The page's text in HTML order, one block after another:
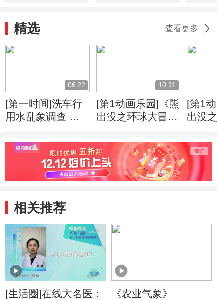
精选 查看更多
06:22
[第一时间]洗车行
用水乱象调查 北
车成洗车行潜规则
10:31
[第1动画乐园]《熊
出没之环球大冒
箱
[第1
出没
生病
相关推荐
[生活圈]在线大名医：
《农业气象》